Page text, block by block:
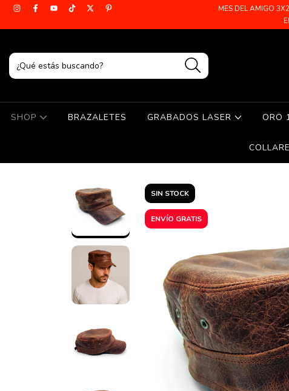
MES DEL AMIGO
SHOP BRAZALETES GRABADOS LASER ORO
SIN STOCK
ENVÍO GRATIS